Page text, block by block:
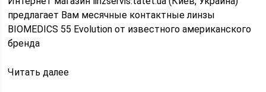
предлагает Вам месячные контактные линзы
BIOMEDICS 55 Evolution от известного американского
бренда
Читать далее